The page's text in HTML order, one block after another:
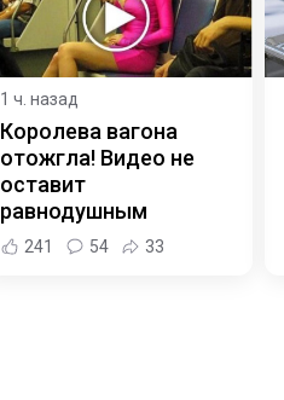
1 ч. назад
Королева вагона
отожгла! Видео не
оставит
равнодушным
241 54 33